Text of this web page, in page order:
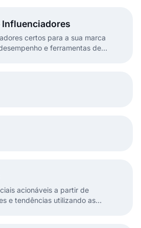
certos para a sua marca
e ferramentas de
acionáveis a partir de
e tendências utilizando as